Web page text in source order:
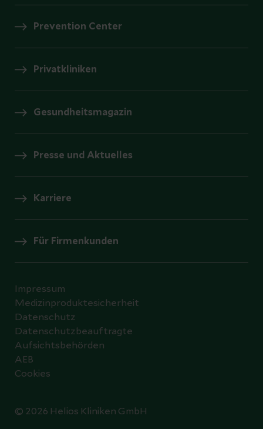
Prevention Center
Privatkliniken
Gesundheitsmagazin
Presse und Aktuelles
Karriere
Für Firmenkunden
© 2026 Helios Kliniken GmbH
Impressum
Medizinproduktesicherheit
Datenschutz
Datenschutzbeauftragte
Aufsichtsbehörden
AEB
Cookies